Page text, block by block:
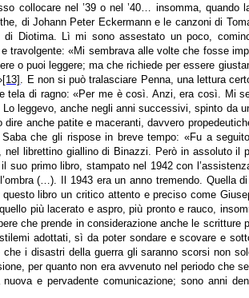
collocare nel ’39 o nel ’40… insomma, quando
di Johann Peter Eckermann e le canzoni di
Diotima. Lì mi sono assestato un poco,
travolgente: «Mi sembrava alle volte che fosse
o puoi leggere; ma che richiede per essere
[13]
. E non si può tralasciare Penna, una lettura
di ragno: «Per me è così. Anzi, era così. Mi
leggevo, anche negli anni successivi, spinto da
dire anche patite e maceranti, davvero
che gli rispose in breve tempo: «Fu a
librettino giallino di Binazzi. Però in assoluto il
suo primo libro, stampato nel 1942 con
(…). Il 1943 era un anno tremendo. Quella
libro un critico attento e preciso come
più lacerato e aspro, più pronto e rauco,
che prende in considerazione anche le scritture
adottati, sì da poter sondare e scovare e
i disastri della guerra gli saranno scorsi non
per quanto non era avvenuto nel periodo che
e pervadente comunicazione; sono anni